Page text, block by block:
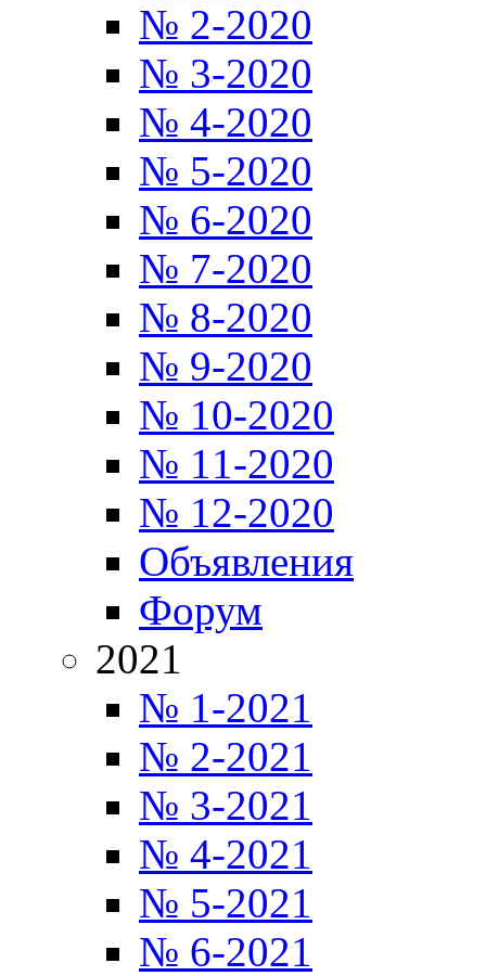
№ 2-2020
№ 3-2020
№ 4-2020
№ 5-2020
№ 6-2020
№ 7-2020
№ 8-2020
№ 9-2020
№ 10-2020
№ 11-2020
№ 12-2020
Объявления
Форум
2021
№ 1-2021
№ 2-2021
№ 3-2021
№ 4-2021
№ 5-2021
№ 6-2021